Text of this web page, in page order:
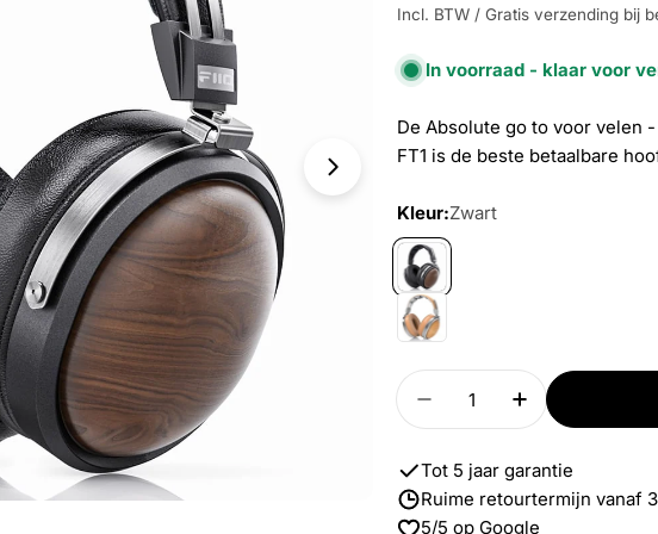
Incl. BTW / Gratis verzending bij
In voorraad - klaar voor
De Absolute go to voor velen
FT1 is de beste betaalbare
Kleur:Zwart
Aantal
Verlaag aantal voor
Verhoog
Tot 5 jaar garantie
Ruime retourtermijn vanaf
5/5 op Google